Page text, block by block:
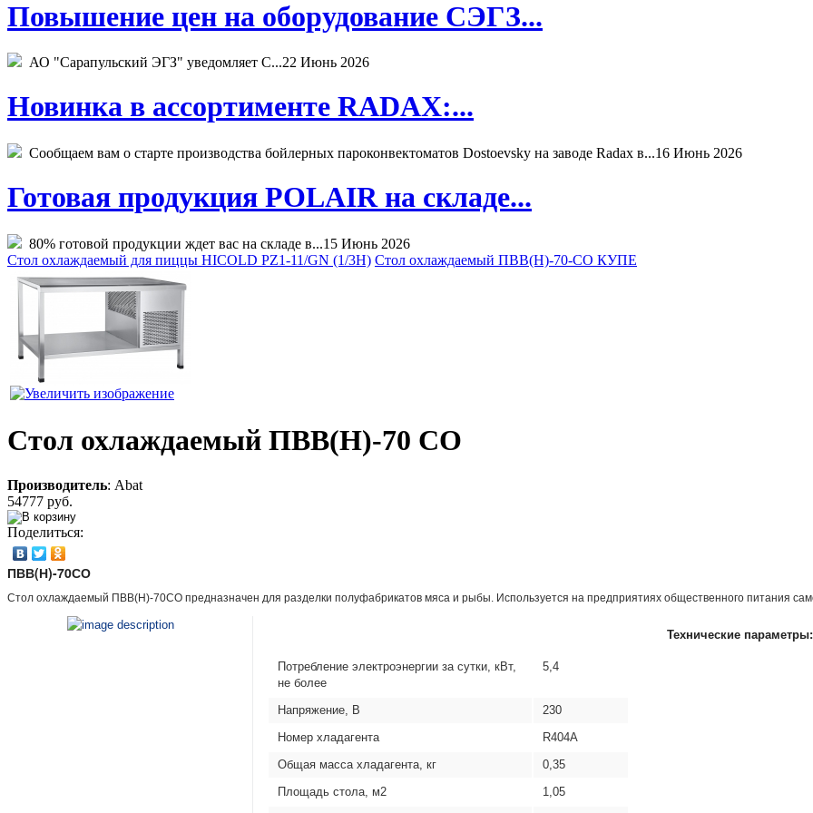
Повышение цен на оборудование СЭГЗ...
АО "Сарапульский ЭГЗ" уведомляет С...22 Июнь 2026
Новинка в ассортименте RADAX:...
Сообщаем вам о старте производства бойлерных пароконвектоматов Dostoevsky на заводе Radax в...16 Июнь 2026
Готовая продукция POLAIR на складе...
80% готовой продукции ждет вас на складе в...15 Июнь 2026
Стол охлаждаемый для пиццы HICOLD PZ1-11/GN (1/3H) Стол охлаждаемый ПВВ(Н)-70-СО КУПЕ
Стол охлаждаемый ПВВ(Н)-70 СО
Производитель: Abat
54777 руб.
Поделиться:
ПВВ(Н)-70СО
Стол охлаждаемый ПВВ(Н)-70СО предназначен для разделки полуфабрикатов мяса и рыбы. Используется на предприятиях общественного питания
Технические параметры:
Потребление электроэнергии за сутки, кВт,
не более
5,4
Напряжение, В
230
Номер хладагента
R404А
Общая масса хладагента, кг
0,35
Площадь стола, м2
1,05